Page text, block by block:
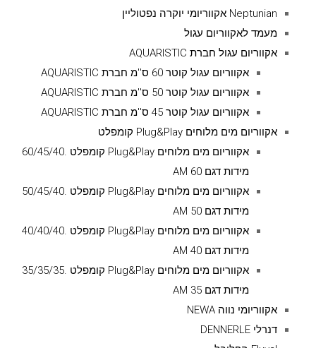
Neptunian אקווריומי יוקרה נפטוליין
מעמד לאקווריום עגול
אקווריום עגול חברת AQUARISTIC
אקווריום עגול קוטר 60 ס''מ חברת AQUARISTIC
אקווריום עגול קוטר 50 ס''מ חברת AQUARISTIC
אקווריום עגול קוטר 45 ס''מ חברת AQUARISTIC
אקווריום מים מלוחים Plug&Play קומפלט
אקווריום מים מלוחים Plug&Play קומפלט .60/45/40
מידות דגם AM 60
אקווריום מים מלוחים Plug&Play קומפלט .50/45/40
מידות דגם AM 50
אקווריום מים מלוחים Plug&Play קומפלט .40/40/40
מידות דגם AM 40
אקווריום מים מלוחים Plug&Play קומפלט .35/35/35
מידות דגם AM 35
אקווריומי נווה NEWA
דנרלי DENNERLE